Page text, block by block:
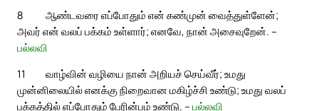
8
ஆண்டவரை எப்போதும் என் கண்முன் வைத்துள்ளேன்;
அவர் என் வலப் பக்கம் உள்ளார்; எனவே, நான் அசைவுறேன். –
பல்லவி
11
வாழ்வின் வழியை நான் அறியச் செய்வீர்; உமது
முன்னிலையில் எனக்கு நிறைவான மகிழ்ச்சி உண்டு; உமது வலப்
பக்கத்தில் எப்போதும் பேரின்பம் உண்டு. – பல்லவி